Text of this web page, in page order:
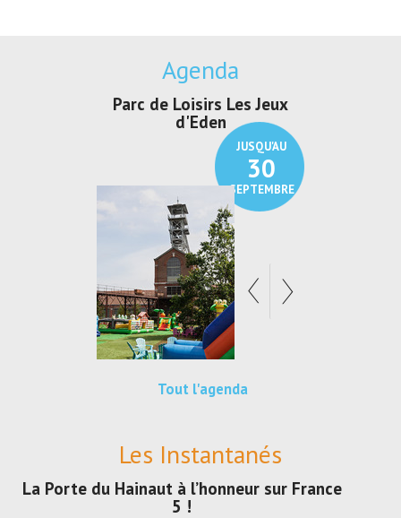
Agenda
SEPTEMBRE
Loisirs Les Jeux
JUSQU'AU
SEPTEMBRE
Exposition "Lucien Jonas -
Au pays du charbon ...
Tout l'agenda
Les Instantanés
La Porte du Hainaut à l’honneur sur France
5 !